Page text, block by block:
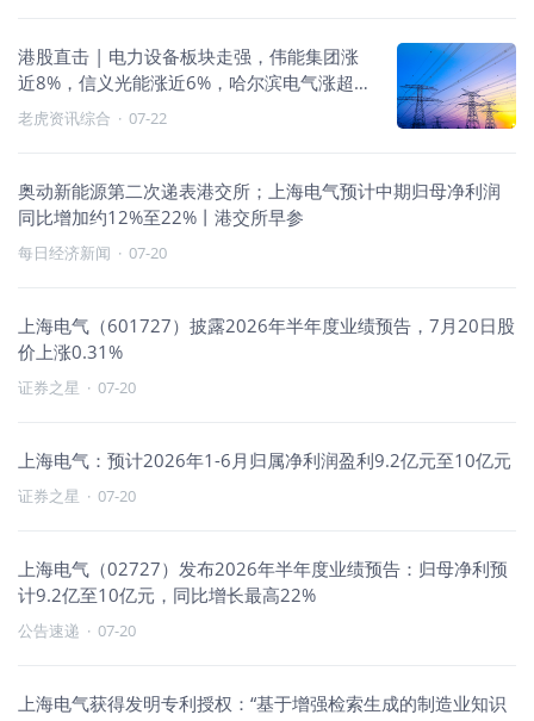
港股直击 | 电力设备板块走强，伟能集团涨
近8%，信义光能涨近6%，哈尔滨电气涨超
4%
老虎资讯综合 · 07-22
奥动新能源第二次递表港交所；上海电气预计中期归母净利润
同比增加约12%至22%丨港交所早参
每日经济新闻 · 07-20
上海电气（601727）披露2026年半年度业绩预告，7月20日股
价上涨0.31%
证券之星 · 07-20
上海电气：预计2026年1-6月归属净利润盈利9.2亿元至10亿元
证券之星 · 07-20
上海电气（02727）发布2026年半年度业绩预告：归母净利预
计9.2亿至10亿元，同比增长最高22%
公告速递 · 07-20
上海电气获得发明专利授权：“基于增强检索生成的制造业知识